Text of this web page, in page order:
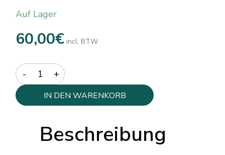
Auf Lager
60,00€ incl. BTW
Quantity
IN DEN WARENKORB
Beschreibung